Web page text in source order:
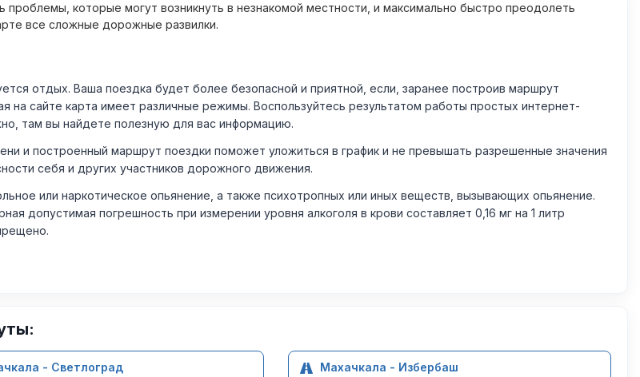
которые могут возникнуть в незнакомой местности, и максимально быстро преодолеть
все сложные дорожные развилки.
отдых. Ваша поездка будет более безопасной и приятной, если, заранее построив маршрут
сайте карта имеет различные режимы. Воспользуйтесь результатом работы простых интернет-
там вы найдете полезную для вас информацию.
и построенный маршрут поездки поможет уложиться в график и не превышать разрешенные значения
себя и других участников дорожного движения.
или наркотическое опьянение, а также психотропных или иных веществ, вызывающих опьянение.
допустимая погрешность при измерении уровня алкоголя в крови составляет 0,16 мг на 1 литр
- Светлоград Махачкала - Избербаш